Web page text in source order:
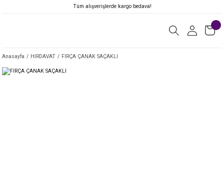
Tüm alışverişlerde kargo bedava!
Anasayfa HIRDAVAT FIRÇA ÇANAK SAÇAKLI